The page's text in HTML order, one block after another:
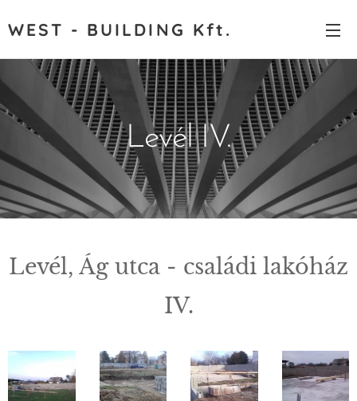
WEST - BUILDING Kft.
Levél IV.
Levél, Ág utca - családi lakóház
IV.